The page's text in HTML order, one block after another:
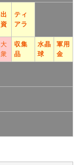
出
資
ティ
アラ
大
衆
収集
品
水晶
球
軍用
金